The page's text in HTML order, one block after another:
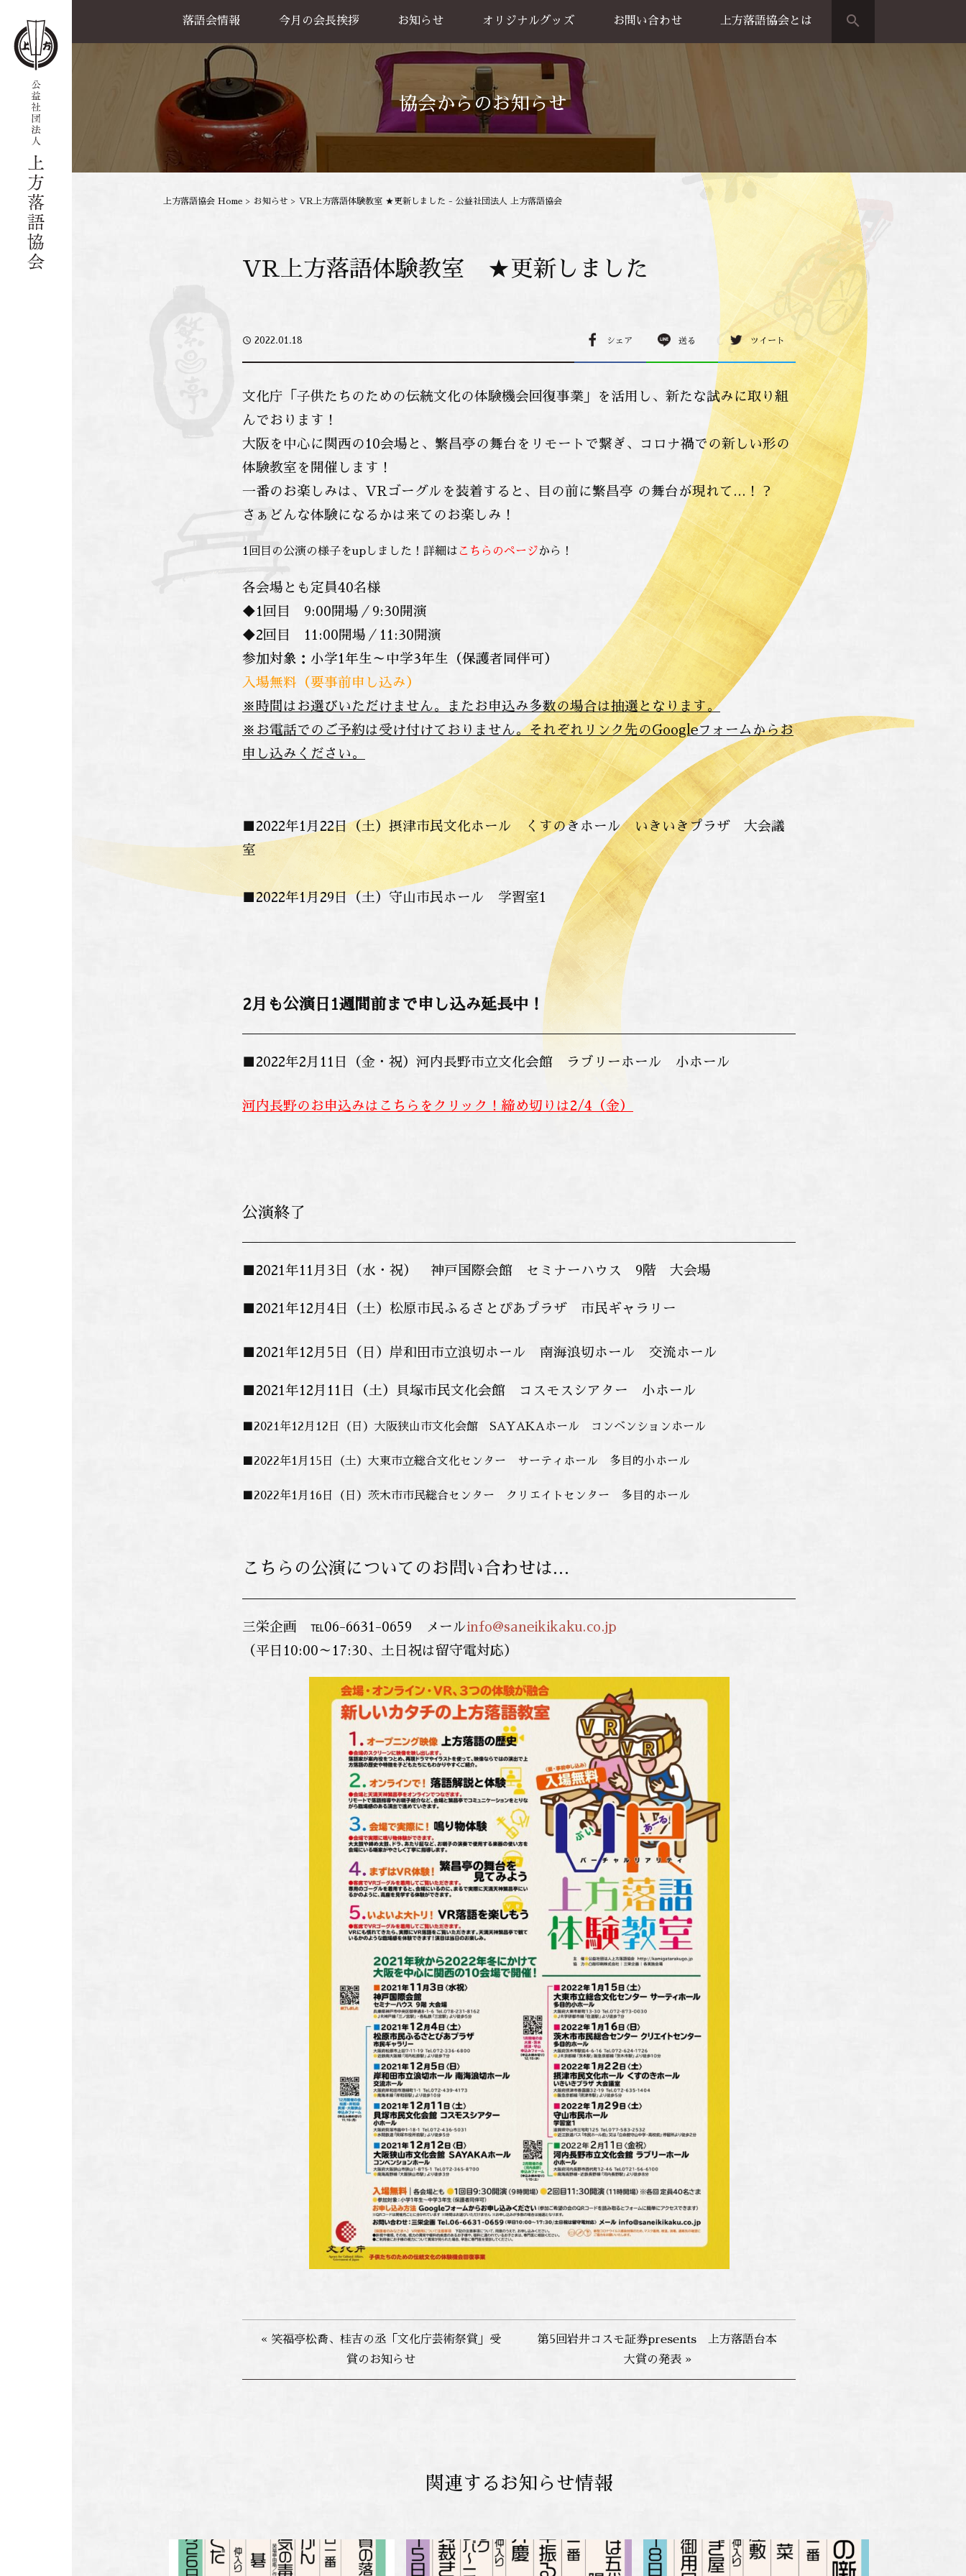
落語会情報
公演一覧
天満天神繁昌亭
喜楽館
島之内寄席
協力事業
今月の会長挨拶 お知らせ オリジナルグッズ
グッズ販売
お買い物方法
お問い合わせ 上方落語協会とは search
協会からのお知らせ
上方落語協会 Home > お知らせ > VR上方落語体験教室 ★更新しました - 公益社団法人 上方落語協会
VR上方落語体験教室 ★更新しました
access_time 2022.01.18 シェア 送る ツイート
文化庁「子供たちのための伝統文化の体験機会回復事業」を活用し、新たな試みに取り組
んでおります！
大阪を中心に関西の10会場と、繁昌亭の舞台をリモートで繋ぎ、コロナ禍での新しい形の
体験教室を開催します！
一番のお楽しみは、VRゴーグルを装着すると、目の前に繁昌亭 の舞台が現れて…！？
さぁどんな体験になるかは来てのお楽しみ！
1回目の公演の様子をupしました！詳細は こちらのページから！
各会場とも定員40名様
◆1回目 9:00開場／9:30開演
◆2回目 11:00開場／11:30開演
参加対象：小学1年生～中学3年生（保護者同伴可）
入場無料（要事前申し込み）
※時間はお選びいただけません。またお申込み多数の場合は抽選となります。
※お電話でのご予約は受け付けておりません。それぞれリンク先のGoogleフォームからお
申し込みください。
■2022年1月22日（土）摂津市民文化ホール くすのきホール いきいきプラザ 大会議
室
■2022年1月29日（土）守山市民ホール 学習室1
2月も公演日1週間前まで申し込み延長中！
■2022年2月11日（金・祝）河内長野市立文化会館 ラブリーホール 小ホール
河内長野のお申込みはこちらをクリック！締め切りは2/4（金）
公演終了
■2021年11月3日（水・祝） 神戸国際会館 セミナーハウス 9階 大会場
■2021年12月4日（土）松原市民ふるさとぴあプラザ 市民ギャラリー
■2021年12月5日（日）岸和田市立浪切ホール 南海浪切ホール 交流ホール
■2021年12月11日（土）貝塚市民文化会館 コスモスシアター 小ホール
■2021年12月12日（日）大阪狭山市文化会館 SAYAKAホール コンベンションホール
■2022年1月15日（土）大東市立総合文化センター サーティホール 多目的小ホール
■2022年1月16日（日）茨木市市民総合センター クリエイトセンター 多目的ホール
こちらの公演についてのお問い合わせは…
三栄企画 ℡06-6631-0659 メールinfo@saneikikaku.co.jp
（平日10:00～17:30、土日祝は留守電対応）
« 笑福亭松喬、桂吉の丞「文化庁芸術祭賞」受
賞のお知らせ
第5回岩井コスモ証券presents 上方落語台本
大賞の発表 »
関連するお知らせ情報